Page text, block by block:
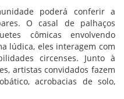
poderá conferir a
O casal de palhaços
cômicas envolvendo
lúdica, eles interagem com
circenses. Junto à
artistas convidados fazem
acrobacias de solo,